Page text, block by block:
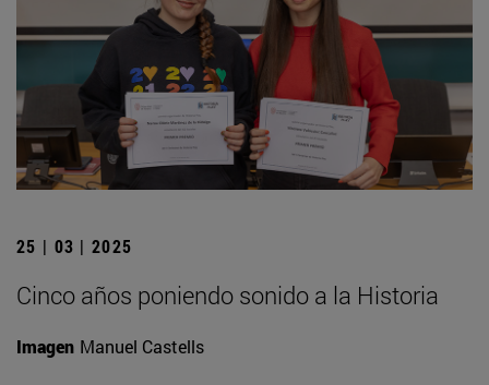
25 | 03 | 2025
Cinco años poniendo sonido a la Historia
Imagen Manuel Castells